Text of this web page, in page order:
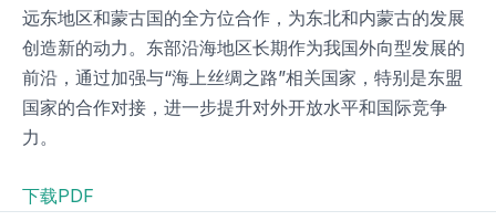
远东地区和蒙古国的全方位合作，为东北和内蒙古的发展
创造新的动力。东部沿海地区长期作为我国外向型发展的
前沿，通过加强与“海上丝绸之路”相关国家，特别是东盟
国家的合作对接，进一步提升对外开放水平和国际竞争
力。
下载PDF